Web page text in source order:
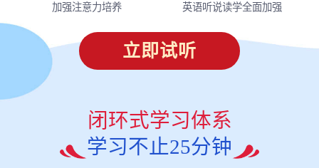
加强注意力培养
英语听说读学全面加强
立即试听
闭环式学习体系
学习不止25分钟